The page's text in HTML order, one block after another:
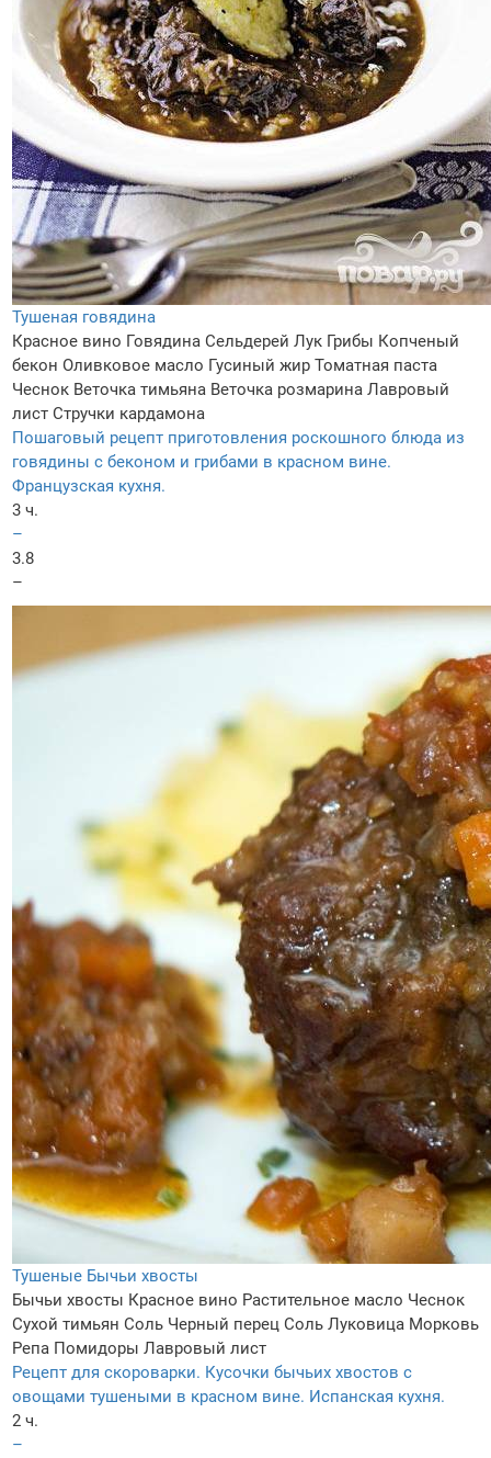
Тушеная говядина
Красное вино Говядина Сельдерей Лук Грибы Копченый
бекон Оливковое масло Гусиный жир Томатная паста
Чеснок Веточка тимьяна Веточка розмарина Лавровый
лист Стручки кардамона
Пошаговый рецепт приготовления роскошного блюда из
говядины с беконом и грибами в красном вине.
Французская кухня.
3 ч.
–
3.8
–
Тушеные Бычьи хвосты
Бычьи хвосты Красное вино Растительное масло Чеснок
Сухой тимьян Соль Черный перец Соль Луковица Морковь
Репа Помидоры Лавровый лист
Рецепт для скороварки. Кусочки бычьих хвостов с
овощами тушеными в красном вине. Испанская кухня.
2 ч.
–